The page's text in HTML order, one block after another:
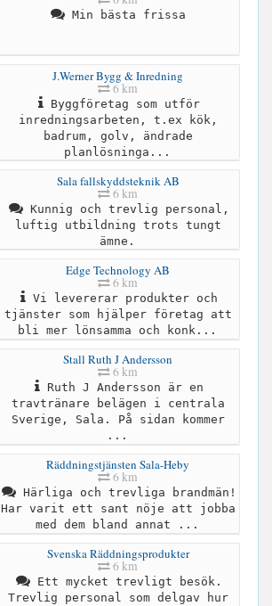
Min bästa frissa
J.Werner Bygg & Inredning
6 km
Byggföretag som utför
inredningsarbeten, t.ex kök,
badrum, golv, ändrade
planlösninga...
Sala fallskyddsteknik AB
6 km
Kunnig och trevlig personal,
luftig utbildning trots tungt
ämne.
Edge Technology AB
6 km
Vi levererar produkter och
tjänster som hjälper företag att
bli mer lönsamma och konk...
Stall Ruth J Andersson
6 km
Ruth J Andersson är en
travtränare belägen i centrala
Sverige, Sala. På sidan kommer
...
Räddningstjänsten Sala-Heby
6 km
Härliga och trevliga brandmän!
Har varit ett sant nöje att jobba
med dem bland annat ...
Svenska Räddningsprodukter
6 km
Ett mycket trevligt besök.
Trevlig personal som delgav hur